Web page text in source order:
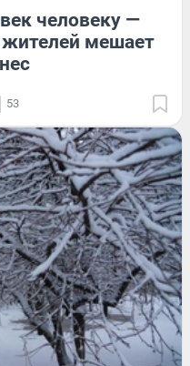
человеку —
жителей мешает
53